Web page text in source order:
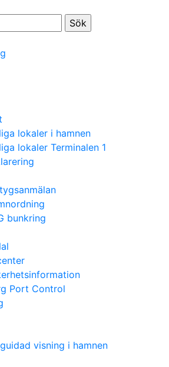
lokaler i hamnen
lokaler Terminalen 1
bunkring
Port Control
visning i hamnen